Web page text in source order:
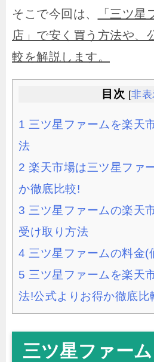
そこで今回は、
「三ツ
店」で安く買う方法や、
較を解説します。
目次 [非表
1 三ツ星ファームを楽天
法
2 楽天市場は三ツ星ファ
か徹底比較!
3 三ツ星ファームの楽天
受け取り方法
4 三ツ星ファームの料金(
5 三ツ星ファームを楽天
法!公式よりお得か徹底比
三ツ星ファー